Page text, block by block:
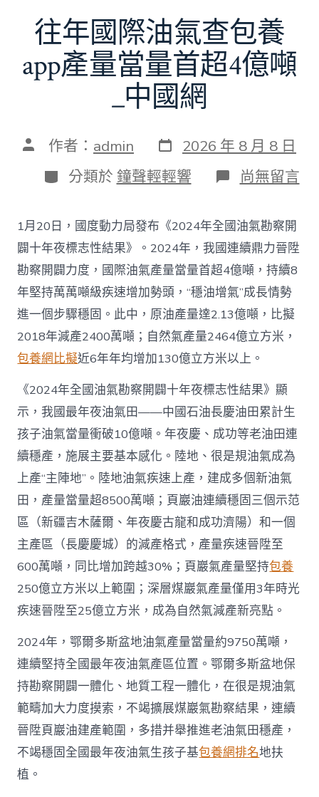
往年國際油氣查包養
app產量當量首超4億噸
_中國網
文 作者： admin 發
表
日
期
2026 年 8 月 8 日
分
類
分類於 鐘聲輕輕響 在
〈往
國
際
油
氣
查
包
養
app
產
量
當
首
超
4
億
噸
_
中
國
網〉
中
尚無留言
1月20日，國度動力局發布《2024年全國油氣勘察開
闢十年夜標志性結果》。2024年，我國連續鼎力晉陞
勘察開闢力度，國際油氣產量當量首超4億噸，持續8
年堅持萬萬噸級疾速增加勢頭，“穩油增氣”成長情勢
進一個步驟穩固。此中，原油產量達2.13億噸，比擬
2018年減產2400萬噸；自然氣產量2464億立方米，
包養網比擬近6年年均增加130億立方米以上。
《2024年全國油氣勘察開闢十年夜標志性結果》顯
示，我國最年夜油氣田——中國石油長慶油田累計生
孩子油氣當量衝破10億噸。年夜慶、成功等老油田連
續穩產，施展主要基本感化。陸地、很是規油氣成為
上產“主陣地”。陸地油氣疾速上產，建成多個新油氣
田，產量當量超8500萬噸；頁巖油連續穩固三個示范
區（新疆吉木薩爾、年夜慶古龍和成功濟陽）和一個
主產區（長慶慶城）的減產格式，產量疾速晉陞至
600萬噸，同比增加跨越30%；頁巖氣產量堅持包養
250億立方米以上範圍；深層煤巖氣產量僅用3年時光
疾速晉陞至25億立方米，成為自然氣減產新亮點。
2024年，鄂爾多斯盆地油氣產量當量約9750萬噸，
連續堅持全國最年夜油氣產區位置。鄂爾多斯盆地保
持勘察開闢一體化、地質工程一體化，在很是規油氣
範疇加大力度摸索，不竭擴展煤巖氣勘察結果，連續
晉陞頁巖油建產範圍，多措并舉推進老油氣田穩產，
不竭穩固全國最年夜油氣生孩子基包養網排名地扶
植。